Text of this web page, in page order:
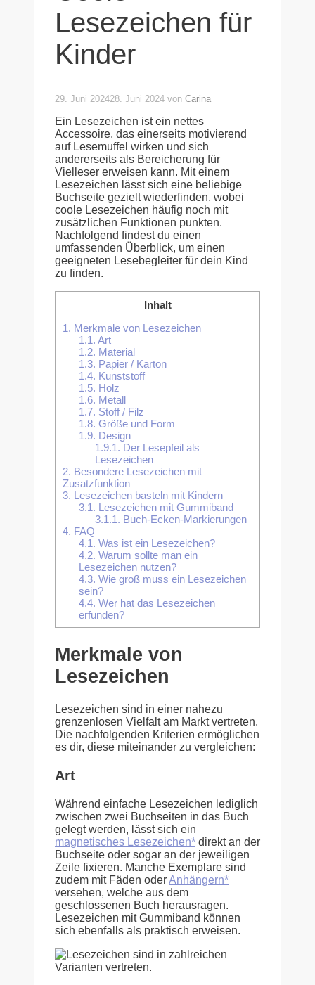
Lesezeichen für
Kinder
29. Juni 202428. Juni 2024 von Carina
Ein Lesezeichen ist ein nettes
Accessoire, das einerseits motivierend
auf Lesemuffel wirken und sich
andererseits als Bereicherung für
Vielleser erweisen kann. Mit einem
Lesezeichen lässt sich eine beliebige
Buchseite gezielt wiederfinden, wobei
coole Lesezeichen häufig noch mit
zusätzlichen Funktionen punkten.
Nachfolgend findest du einen
umfassenden Überblick, um einen
geeigneten Lesebegleiter für dein Kind
zu finden.
Inhalt
1. Merkmale von Lesezeichen
1.1. Art
1.2. Material
1.3. Papier / Karton
1.4. Kunststoff
1.5. Holz
1.6. Metall
1.7. Stoff / Filz
1.8. Größe und Form
1.9. Design
1.9.1. Der Lesepfeil als
Lesezeichen
2. Besondere Lesezeichen mit
Zusatzfunktion
3. Lesezeichen basteln mit Kindern
3.1. Lesezeichen mit Gummiband
3.1.1. Buch-Ecken-Markierungen
4. FAQ
4.1. Was ist ein Lesezeichen?
4.2. Warum sollte man ein
Lesezeichen nutzen?
4.3. Wie groß muss ein Lesezeichen
sein?
4.4. Wer hat das Lesezeichen
erfunden?
Merkmale von
Lesezeichen
Lesezeichen sind in einer nahezu
grenzenlosen Vielfalt am Markt vertreten.
Die nachfolgenden Kriterien ermöglichen
es dir, diese miteinander zu vergleichen:
Art
Während einfache Lesezeichen lediglich
zwischen zwei Buchseiten in das Buch
gelegt werden, lässt sich ein
magnetisches Lesezeichen* direkt an der
Buchseite oder sogar an der jeweiligen
Zeile fixieren. Manche Exemplare sind
zudem mit Fäden oderAnhängern*
versehen, welche aus dem
geschlossenen Buch herausragen.
Lesezeichen mit Gummiband können
sich ebenfalls als praktisch erweisen.